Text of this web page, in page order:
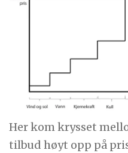
Her kom krysset
tilbud høyt opp på